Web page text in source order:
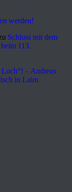
werden!
Schluss mit dem
113.
Loch“! – Andreas
in Laim